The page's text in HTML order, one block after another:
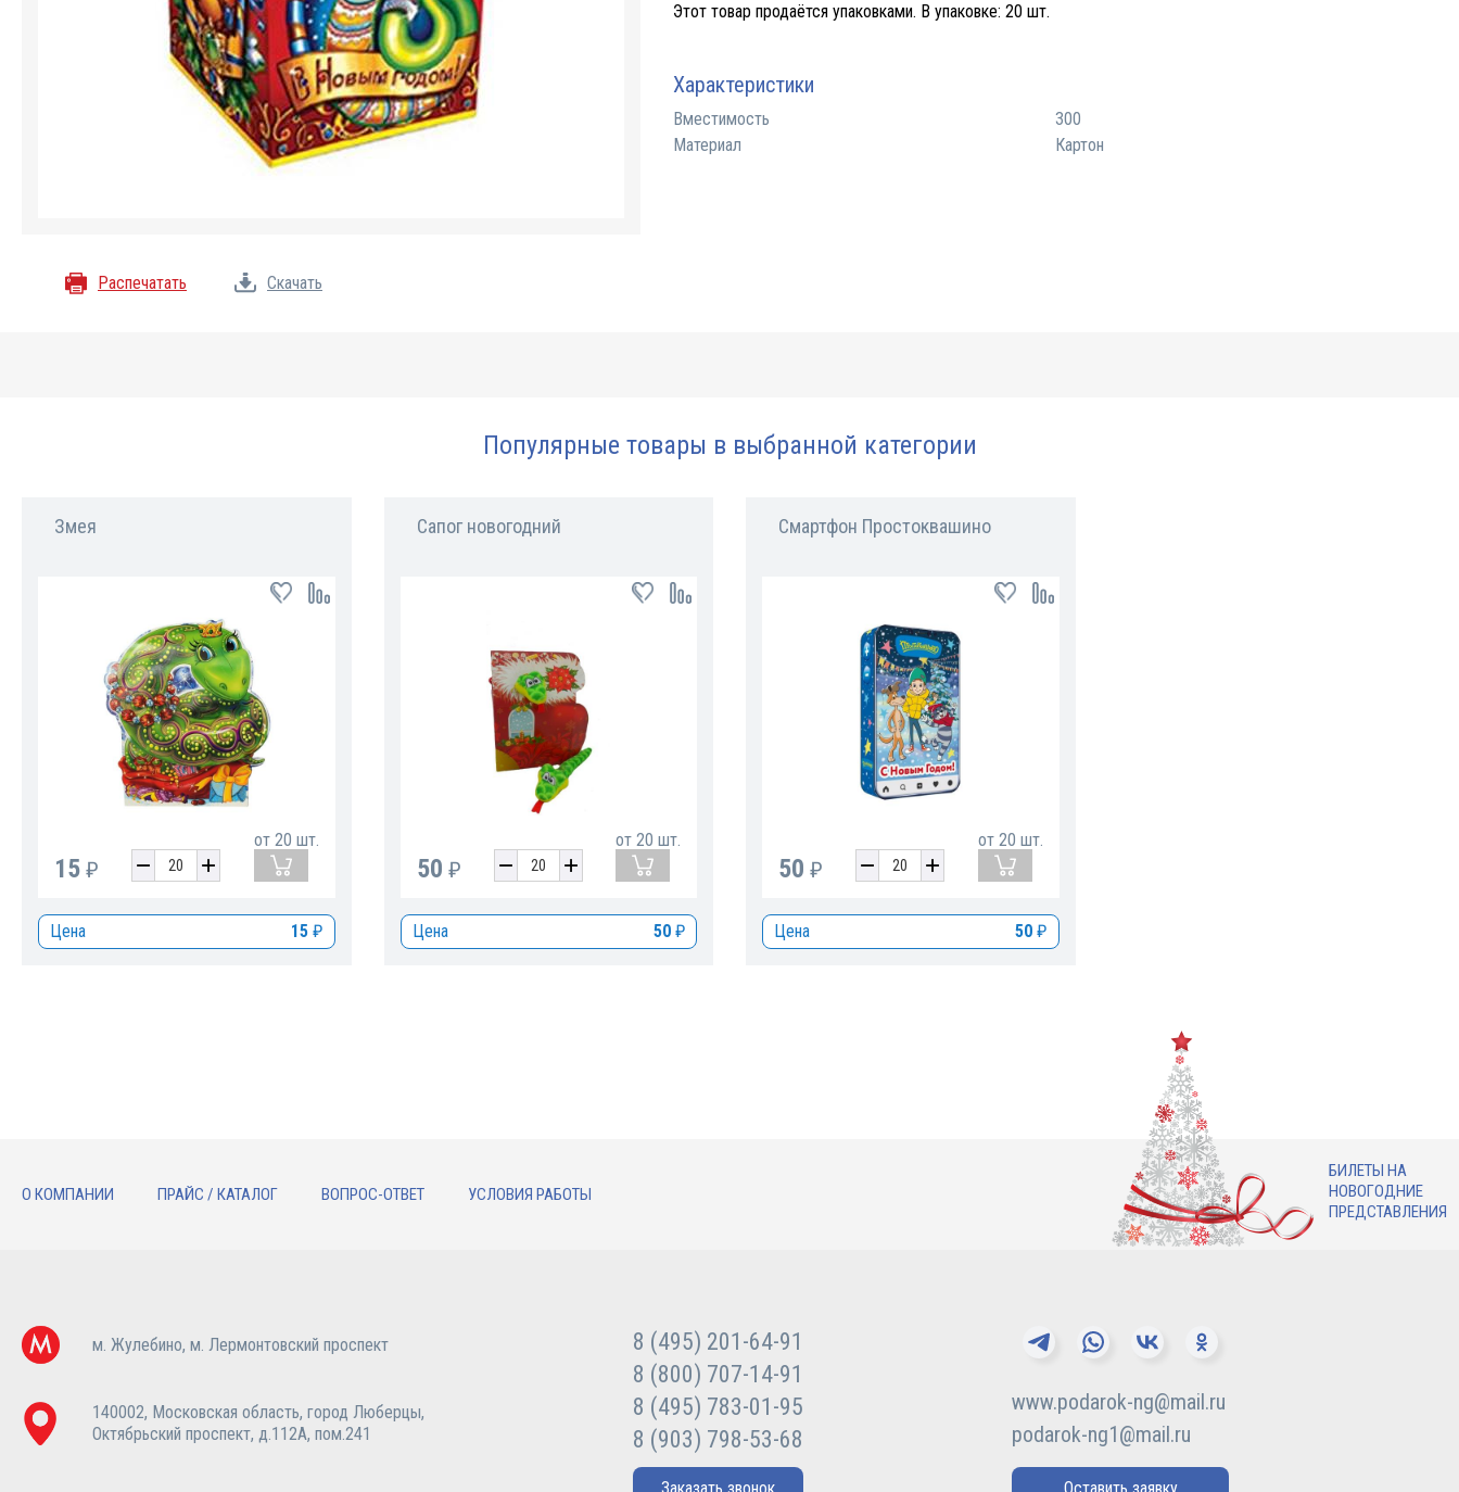
Этот товар продаётся упаковками. В упаковке: 20 шт.
Характеристики
Вместимость
300
Материал
Картон
Распечатать Скачать
Популярные товары в выбранной категории
Змея
15 ₽
от 20 шт.
Цена 15 ₽
Сапог новогодний
50 ₽
от 20 шт.
Цена 50₽
Смартфон Простоквашино
50 ₽
от 20 шт.
Цена 50 ₽
О КОМПАНИИ ПРАЙС / КАТАЛОГ ВОПРОС-ОТВЕТ УСЛОВИЯ РАБОТЫ
БИЛЕТЫ НА
НОВОГОДНИЕ
ПРЕДСТАВЛЕНИЯ
м. Жулебино, м. Лермонтовский проспект
140002, Московская область, город Люберцы,
Октябрьский проспект, д.112А, пом.241
8 (495) 201-64-91
8 (800) 707-14-91
8 (495) 783-01-95
8 (903) 798-53-68
www.podarok-ng@mail.ru
podarok-ng1@mail.ru